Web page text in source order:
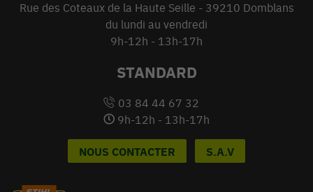
Rue des Coteaux de la Haute Seille - 39210 Domblans
du lundi au vendredi
9h-12h - 13h-17h
STANDARD
03 84 44 67 32
9h-12h - 13h-17h
NOUS CONTACTER S.A.V